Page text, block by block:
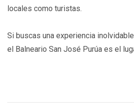
locales como turistas.
Si buscas una experiencia
el Balneario San José Purúa es el